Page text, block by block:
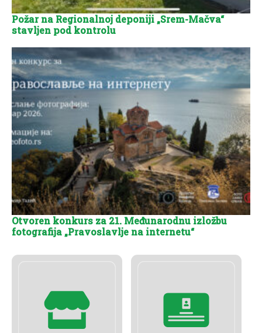
Požar na Regionalnoj deponiji „Srem-Mačva“
stavljen pod kontrolu
Otvoren konkurs za 21. Međunarodnu izložbu
fotografija „Pravoslavlje na internetu“